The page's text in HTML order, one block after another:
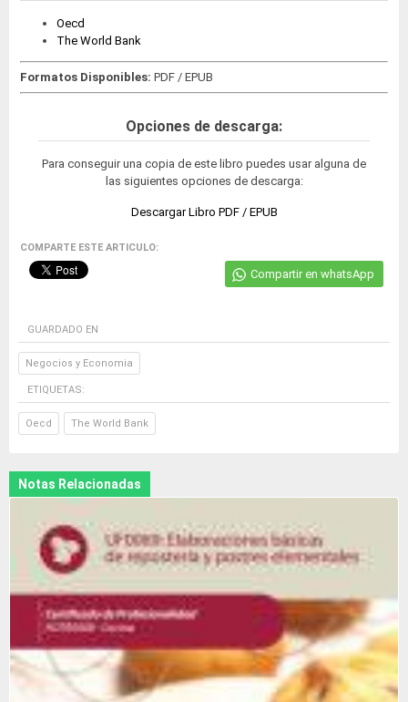
Oecd
The World Bank
Formatos Disponibles: PDF / EPUB
Opciones de descarga:
Para conseguir una copia de este libro puedes usar alguna de
las siguientes opciones de descarga:
Descargar Libro PDF / EPUB
COMPARTE ESTE ARTICULO:
Compartir en whatsApp
GUARDADO EN
Negocios y Economia
ETIQUETAS:
Oecd The World Bank
Notas Relacionadas